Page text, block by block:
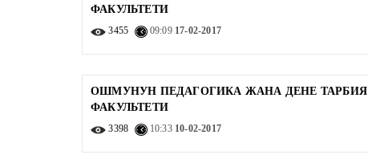
ФАКУЛЬТЕТИ
3455 09:09 17-02-2017
ОШМУНУН ПЕДАГОГИКА ЖАНА ДЕНЕ ТАРБИЯ
ФАКУЛЬТЕТИ
3398 10:33 10-02-2017